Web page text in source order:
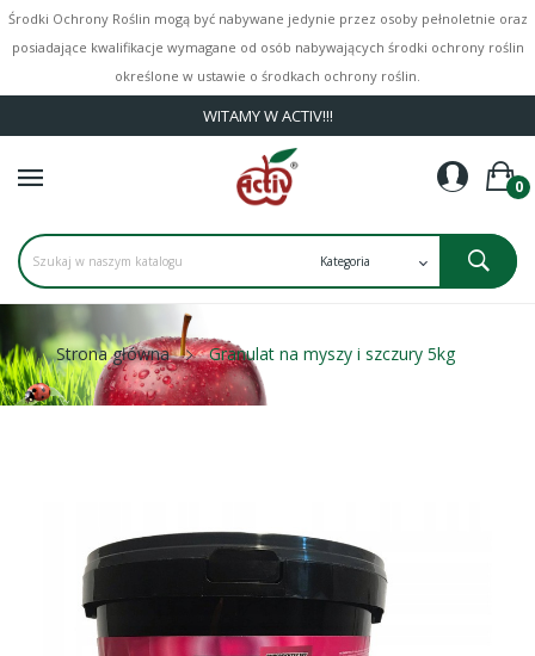
Środki Ochrony Roślin mogą być nabywane jedynie przez osoby pełnoletnie oraz
posiadające kwalifikacje wymagane od osób nabywających środki ochrony roślin
określone w ustawie o środkach ochrony roślin.
WITAMY W ACTIV!!!
0
Strona główna Granulat na myszy i szczury 5kg